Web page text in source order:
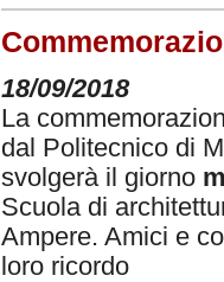
18/09/2018
La
dal Politecnico di
svolgerà il giorno
Scuola di
Ampere. Amici e
loro ricordo